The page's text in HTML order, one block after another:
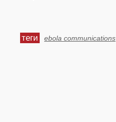
теги ebola communications